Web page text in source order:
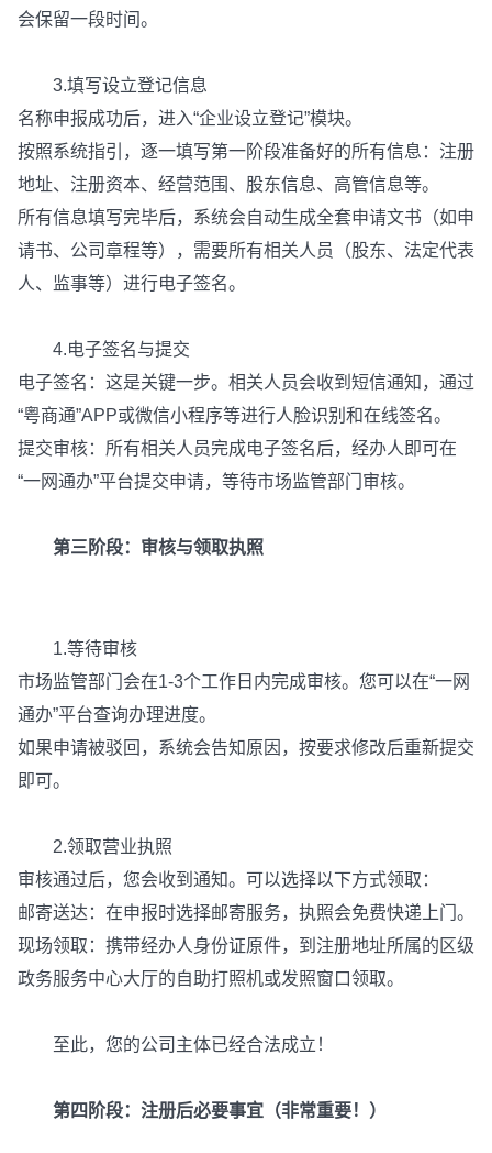
会保留一段时间。
3.填写设立登记信息
名称申报成功后，进入“企业设立登记”模块。
按照系统指引，逐一填写第一阶段准备好的所有信息：注册
地址、注册资本、经营范围、股东信息、高管信息等。
所有信息填写完毕后，系统会自动生成全套申请文书（如申
请书、公司章程等），需要所有相关人员（股东、法定代表
人、监事等）进行电子签名。
4.电子签名与提交
电子签名：这是关键一步。相关人员会收到短信通知，通过
“粤商通”APP或微信小程序等进行人脸识别和在线签名。
提交审核：所有相关人员完成电子签名后，经办人即可在
“一网通办”平台提交申请，等待市场监管部门审核。
第三阶段：审核与领取执照
1.等待审核
市场监管部门会在1-3个工作日内完成审核。您可以在“一网
通办”平台查询办理进度。
如果申请被驳回，系统会告知原因，按要求修改后重新提交
即可。
2.领取营业执照
审核通过后，您会收到通知。可以选择以下方式领取：
邮寄送达：在申报时选择邮寄服务，执照会免费快递上门。
现场领取：携带经办人身份证原件，到注册地址所属的区级
政务服务中心大厅的自助打照机或发照窗口领取。
至此，您的公司主体已经合法成立！
第四阶段：注册后必要事宜（非常重要！）